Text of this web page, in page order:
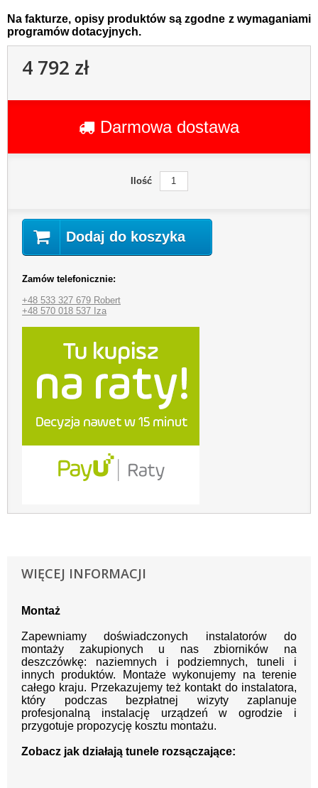
Na fakturze, opisy produktów są zgodne z wymaganiami
programów dotacyjnych.
4 792 zł
Darmowa dostawa
Ilość
Dodaj do koszyka
Zamów telefonicznie:
+48 533 327 679 Robert
+48 570 018 537 Iza
WIĘCEJ INFORMACJI
Montaż
Zapewniamy doświadczonych instalatorów do
montaży zakupionych u nas zbiorników na
deszczówkę: naziemnych i podziemnych, tuneli i
innych produktów. Montaże wykonujemy na terenie
całego kraju. Przekazujemy też kontakt do instalatora,
który podczas bezpłatnej wizyty zaplanuje
profesjonalną instalację urządzeń w ogrodzie i
przygotuje propozycję kosztu montażu.
Zobacz jak działają tunele rozsączające: